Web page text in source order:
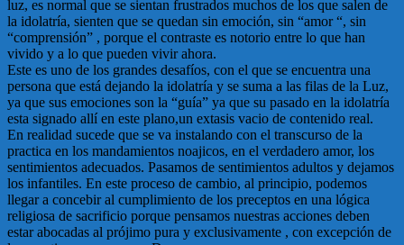
luz, es normal que se sientan frustrados muchos de los que salen de
la idolatría, sienten que se quedan sin emoción, sin “amor “, sin
“comprensión” , porque el contraste es notorio entre lo que han
vivido y a lo que pueden vivir ahora.
Este es uno de los grandes desafíos, con el que se encuentra una
persona que está dejando la idolatría y se suma a las filas de la Luz,
ya que sus emociones son la “guía” ya que su pasado en la idolatría
esta signado allí en este plano,un extasis vacio de contenido real.
En realidad sucede que se va instalando con el transcurso de la
practica en los mandamientos noajicos, en el verdadero amor, los
sentimientos adecuados. Pasamos de sentimientos adultos y dejamos
los infantiles. En este proceso de cambio, al principio, podemos
llegar a concebir al cumplimiento de los preceptos en una lógica
religiosa de sacrificio porque pensamos nuestras acciones deben
estar abocadas al prójimo pura y exclusivamente , con excepción de